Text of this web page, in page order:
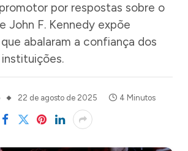
por respostas sobre o
John F. Kennedy expõe
abalaram a confiança dos
22 de agosto de 2025 4 Minutos